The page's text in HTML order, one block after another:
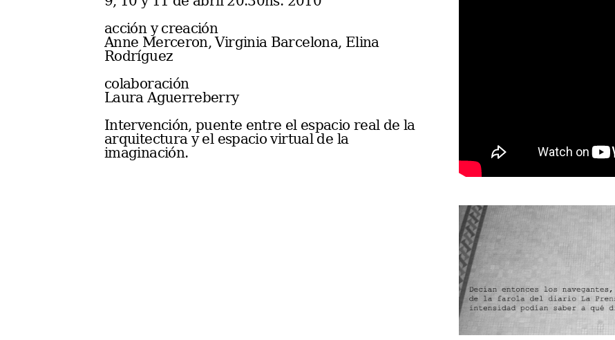
acción y creación
Anne Merceron, Virginia Barcelona, Elina
Rodríguez
colaboración
Laura Aguerreberry
Intervención, puente entre el espacio real de la
arquitectura y el espacio virtual de la
imaginación.